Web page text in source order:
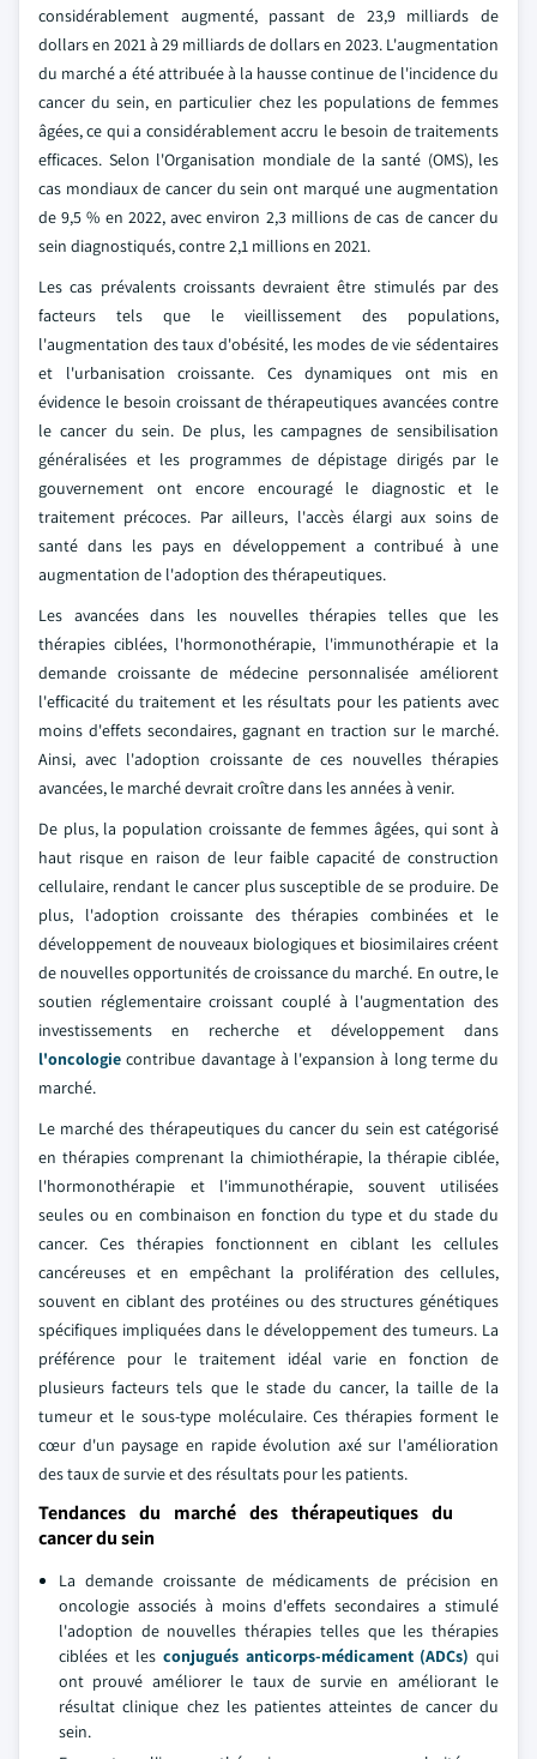
considérablement augmenté, passant de 23,9 milliards de
dollars en 2021 à 29 milliards de dollars en 2023. L'augmentation
du marché a été attribuée à la hausse continue de l'incidence du
cancer du sein, en particulier chez les populations de femmes
âgées, ce qui a considérablement accru le besoin de traitements
efficaces. Selon l'Organisation mondiale de la santé (OMS), les
cas mondiaux de cancer du sein ont marqué une augmentation
de 9,5 % en 2022, avec environ 2,3 millions de cas de cancer du
sein diagnostiqués, contre 2,1 millions en 2021.
Les cas prévalents croissants devraient être stimulés par des
facteurs tels que le vieillissement des populations,
l'augmentation des taux d'obésité, les modes de vie sédentaires
et l'urbanisation croissante. Ces dynamiques ont mis en
évidence le besoin croissant de thérapeutiques avancées contre
le cancer du sein. De plus, les campagnes de sensibilisation
généralisées et les programmes de dépistage dirigés par le
gouvernement ont encore encouragé le diagnostic et le
traitement précoces. Par ailleurs, l'accès élargi aux soins de
santé dans les pays en développement a contribué à une
augmentation de l'adoption des thérapeutiques.
Les avancées dans les nouvelles thérapies telles que les
thérapies ciblées, l'hormonothérapie, l'immunothérapie et la
demande croissante de médecine personnalisée améliorent
l'efficacité du traitement et les résultats pour les patients avec
moins d'effets secondaires, gagnant en traction sur le marché.
Ainsi, avec l'adoption croissante de ces nouvelles thérapies
avancées, le marché devrait croître dans les années à venir.
De plus, la population croissante de femmes âgées, qui sont à
haut risque en raison de leur faible capacité de construction
cellulaire, rendant le cancer plus susceptible de se produire. De
plus, l'adoption croissante des thérapies combinées et le
développement de nouveaux biologiques et biosimilaires créent
de nouvelles opportunités de croissance du marché. En outre, le
soutien réglementaire croissant couplé à l'augmentation des
investissements en recherche et développement dans
l'oncologie contribue davantage à l'expansion à long terme du
marché.
Le marché des thérapeutiques du cancer du sein est catégorisé
en thérapies comprenant la chimiothérapie, la thérapie ciblée,
l'hormonothérapie et l'immunothérapie, souvent utilisées
seules ou en combinaison en fonction du type et du stade du
cancer. Ces thérapies fonctionnent en ciblant les cellules
cancéreuses et en empêchant la prolifération des cellules,
souvent en ciblant des protéines ou des structures génétiques
spécifiques impliquées dans le développement des tumeurs. La
préférence pour le traitement idéal varie en fonction de
plusieurs facteurs tels que le stade du cancer, la taille de la
tumeur et le sous-type moléculaire. Ces thérapies forment le
cœur d'un paysage en rapide évolution axé sur l'amélioration
des taux de survie et des résultats pour les patients.
Tendances du marché des thérapeutiques du
cancer du sein
La demande croissante de médicaments de précision en
oncologie associés à moins d'effets secondaires a stimulé
l'adoption de nouvelles thérapies telles que les thérapies
ciblées et les conjugués anticorps-médicament (ADCs) qui
ont prouvé améliorer le taux de survie en améliorant le
résultat clinique chez les patientes atteintes de cancer du
sein.